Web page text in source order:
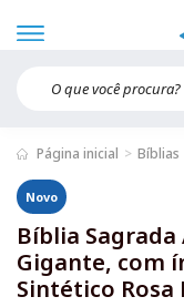
Página inicial Bíblias
Novo
Bíblia Sagrada
Gigante, com
Sintético Rosa